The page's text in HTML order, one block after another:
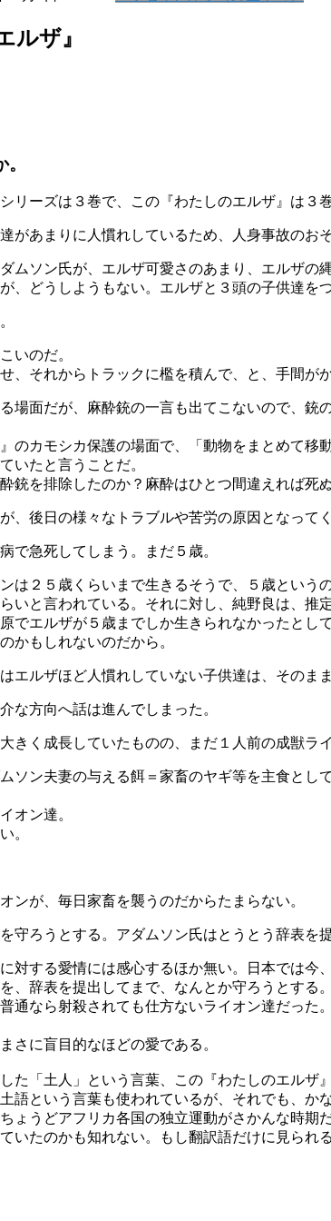
ルザ』
リーズは３巻で、この『わたしのエルザ』は３
があまりに人慣れしているため、人身事故のお
ムソン氏が、エルザ可愛さのあまり、エルザ
、どうしようもない。エルザと３頭の子供達を
いのだ。
、それからトラックに檻を積んで、と、手間が
場面だが、麻酔銃の一言も出てこないので、
のカモシカ保護の場面で、「動物をまとめて
いたと言うことだ。
銃を排除したのか？麻酔はひとつ間違えれば死
、後日の様々なトラブルや苦労の原因となって
で急死してしまう。まだ５歳。
は２５歳くらいまで生きるそうで、５歳とい
いと言われている。それに対し、純野良は、
でエルザが５歳までしか生きられなかったと
かもしれないのだから。
エルザほど人慣れしていない子供達は、その
な方向へ話は進んでしまった。
きく成長していたものの、まだ１人前の成獣
ソン夫妻の与える餌＝家畜のヤギ等を主食として
オン達。
。
ンが、毎日家畜を襲うのだからたまらない。
守ろうとする。アダムソン氏はとうとう辞表を提
対する愛情には感心するほか無い。日本では
、辞表を提出してまで、なんとか守ろうとする
通なら射殺されても仕方ないライオン達だっ
さに盲目的なほどの愛である。
た「土人」という言葉、この『わたしのエル
語という言葉も使われているが、それでも、
ょうどアフリカ各国の独立運動がさかんな時
いたのかも知れない。もし翻訳語だけに見ら